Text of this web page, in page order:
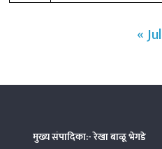
« Jul
मुख्य संपादिका:- रेखा बाळू भेगडे